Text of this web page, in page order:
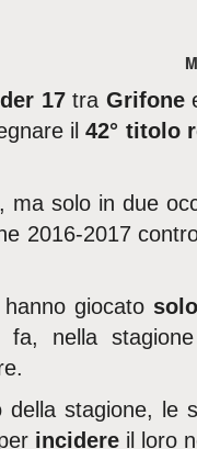
17tra Grifone
il42° titolo
, ma solo in due
2016-2017
giocato
nella
stagione, le
incidereil loro